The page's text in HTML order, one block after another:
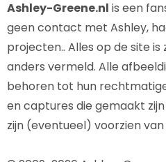
Ashley-Greene.nl is een
geen contact met Ashley,
projecten.. Alles op de site
anders vermeld. Alle
behoren tot hun
en captures die gemaakt
zijn (eventueel) voorzien